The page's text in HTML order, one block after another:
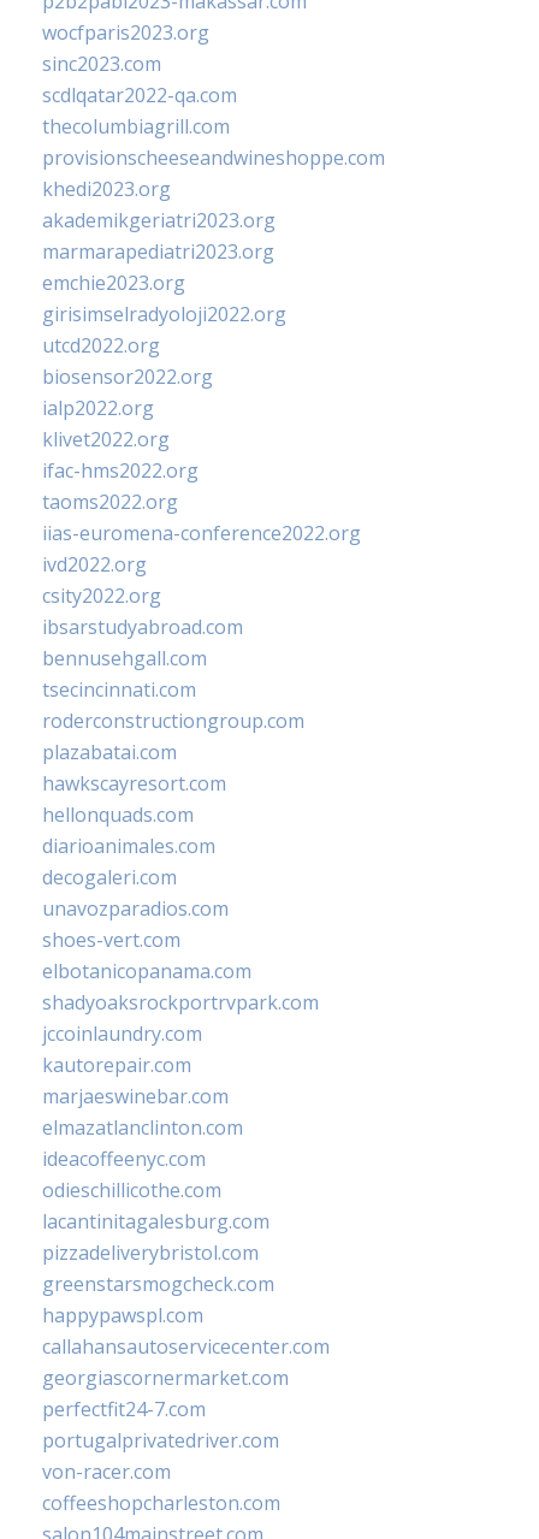
wocfparis2023.org
sinc2023.com
scdlqatar2022-qa.com
thecolumbiagrill.com
provisionscheeseandwineshoppe.com
khedi2023.org
akademikgeriatri2023.org
marmarapediatri2023.org
emchie2023.org
girisimselradyoloji2022.org
utcd2022.org
biosensor2022.org
ialp2022.org
klivet2022.org
ifac-hms2022.org
taoms2022.org
iias-euromena-conference2022.org
ivd2022.org
csity2022.org
ibsarstudyabroad.com
bennusehgall.com
tsecincinnati.com
roderconstructiongroup.com
plazabatai.com
hawkscayresort.com
hellonquads.com
diarioanimales.com
decogaleri.com
unavozparadios.com
shoes-vert.com
elbotanicopanama.com
shadyoaksrockportrvpark.com
jccoinlaundry.com
kautorepair.com
marjaeswinebar.com
elmazatlanclinton.com
ideacoffeenyc.com
odieschillicothe.com
lacantinitagalesburg.com
pizzadeliverybristol.com
greenstarsmogcheck.com
happypawspl.com
callahansautoservicecenter.com
georgiascornermarket.com
perfectfit24-7.com
portugalprivatedriver.com
von-racer.com
coffeeshopcharleston.com